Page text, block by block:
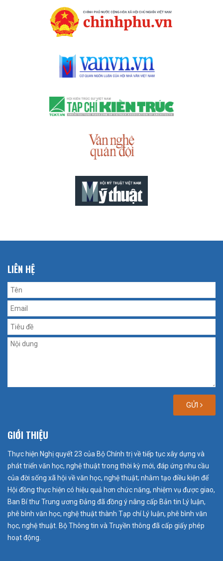
LIÊN HỆ
GỬI
GIỚI THIỆU
Thực hiện Nghị quyết 23 của Bộ Chính trị về tiếp tục xây dựng và
phát triển văn học, nghệ thuật trong thời kỳ mới, đáp ứng nhu cầu
của đời sống xã hội về văn học, nghệ thuật; nhằm tạo điều kiện để
Hội đồng thực hiện có hiệu quả hơn chức năng, nhiệm vụ được giao,
Ban Bí thư Trung ương Đảng đã đồng ý nâng cấp Bản tin Lý luận,
phê bình văn học, nghệ thuật thành Tạp chí Lý luận, phê bình văn
học, nghệ thuật. Bộ Thông tin và Truyền thông đã cấp giấy phép
hoạt động.